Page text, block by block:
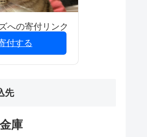
への寄付リンク
付する
先
庫